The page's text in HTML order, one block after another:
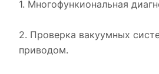
1. Многофункиональная
2. Проверка вакуумных
приводом.